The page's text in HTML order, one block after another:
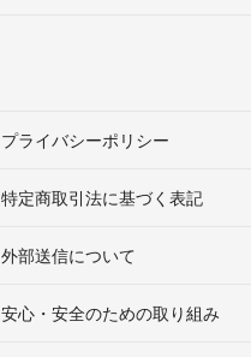
プライバシーポリシー
特定商取引法に基づく表記
外部送信について
安心・安全のための取り組み